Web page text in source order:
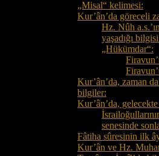
„Misal“ kelimesi:
Kur’ân’da göreceli
Hz. Nûh
yaşadığı
„Hükümdar“:
Kur’ân’da, zaman
bilgiler:
Kur’ân’da,
senesinde
Fâtiha sûresinin ilk
Kur’ân ve Hz.